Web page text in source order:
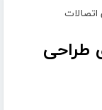
طراحی